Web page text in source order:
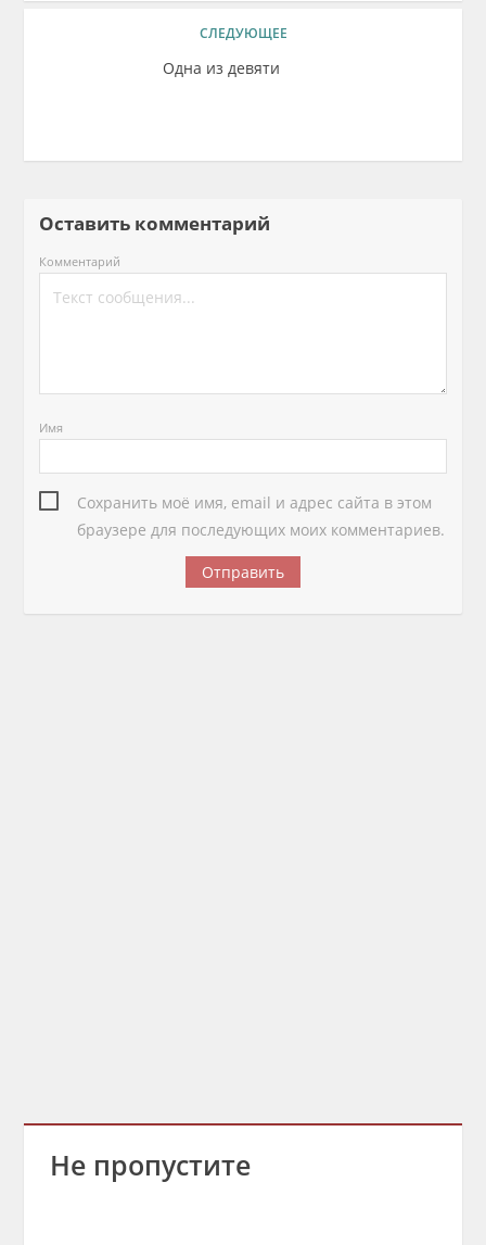
СЛЕДУЮЩЕЕ
Одна из девяти
Оставить комментарий
Комментарий
Имя
Сохранить моё имя, email и адрес сайта в этом
браузере для последующих моих комментариев.
Не пропустите